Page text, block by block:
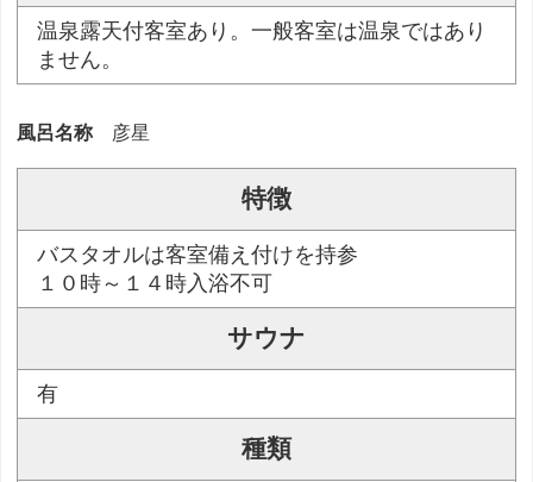
温泉露天付客室あり。一般客室は温泉ではあり
ません。
風呂名称 彦星
特徴
バスタオルは客室備え付けを持参
１０時～１４時入浴不可
サウナ
有
種類